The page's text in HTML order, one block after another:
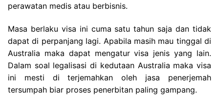
perawatan medis atau berbisnis.
Masa berlaku visa ini cuma satu tahun saja dan tidak
dapat di perpanjang lagi. Apabila masih mau tinggal di
Australia maka dapat mengatur visa jenis yang lain.
Dalam soal legalisasi di kedutaan Australia maka visa
ini mesti di terjemahkan oleh jasa penerjemah
tersumpah biar proses penerbitan paling gampang.